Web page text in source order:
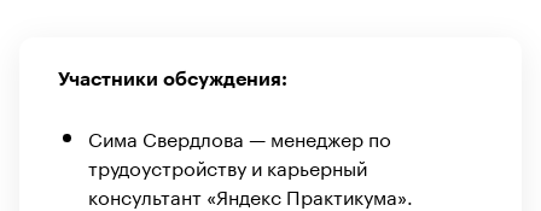
Участники обсуждения:
Сима Свердлова — менеджер по
трудоустройству и карьерный
консультант «Яндекс Практикума».